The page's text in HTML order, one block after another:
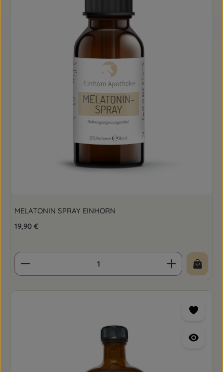
MELATONIN SPRAY EINHORN
Regulärer Preis:
19,90 €
Produkt Anzahl: Gib den gewünschten Wert